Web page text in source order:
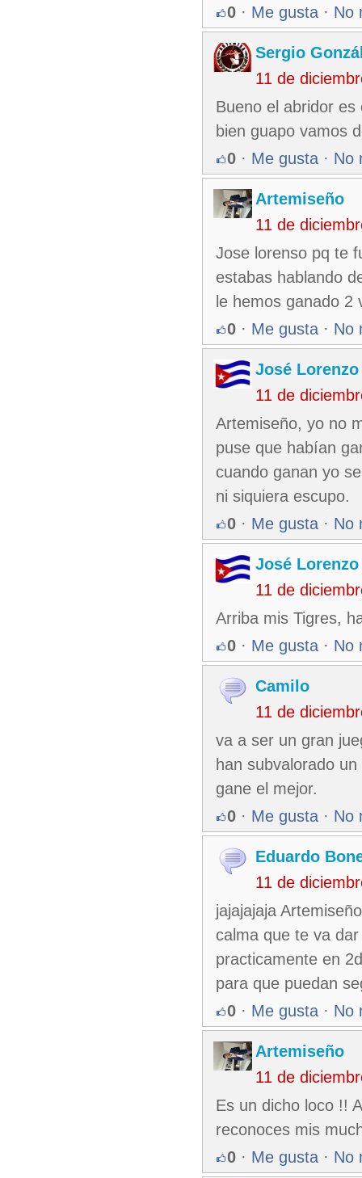
0 · Me gusta · No
Sergio
11 de
Bueno el abridor
bien guapo vamos
0 · Me gusta · No
Artemiseño
11 de
Jose lorenso pq te
estabas hablando
le hemos ganado
0 · Me gusta · No
José
11 de
Artemiseño, yo no
puse que habían
cuando ganan yo
ni siquiera escupo.
0 · Me gusta · No
José
11 de
Arriba mis Tigres,
0 · Me gusta · No
Camilo
11 de
va a ser un gran
han subvalorado
gane el mejor.
0 · Me gusta · No
Eduardo
11 de
jajajajaja
calma que te va
practicamente en
para que puedan
0 · Me gusta · No
Artemiseño
11 de
Es un dicho loco !!
reconoces mis
0 · Me gusta · No